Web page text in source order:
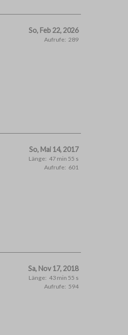
So, Feb 22, 2026
Aufrufe: 289
So, Mai 14, 2017
Länge: 47 min 55 s
Aufrufe: 601
Sa, Nov 17, 2018
Länge: 43 min 55 s
Aufrufe: 594